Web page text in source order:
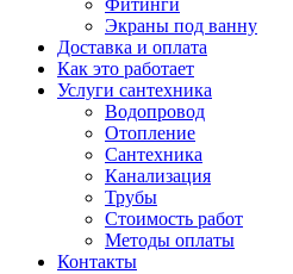
Фитинги
Экраны под ванну
Доставка и оплата
Как это работает
Услуги сантехника
Водопровод
Отопление
Сантехника
Канализация
Трубы
Стоимость работ
Методы оплаты
Контакты